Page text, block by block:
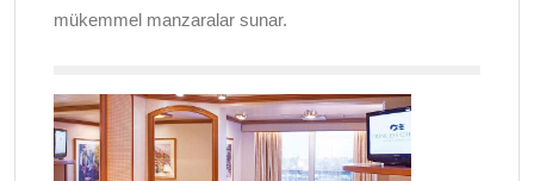
mükemmel manzaralar sunar.